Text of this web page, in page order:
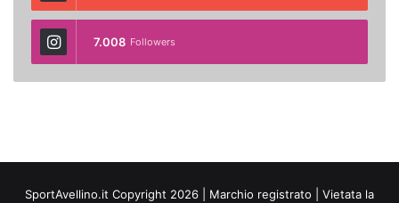
7.008 Followers
SportAvellino.it Copyright 2026 | Marchio registrato | Vietata la